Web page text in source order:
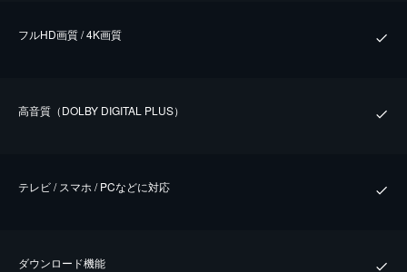
フルHD画質 / 4K画質
⾼⾳質（DOLBY DIGITAL PLUS）
テレビ / スマホ / PCなどに対応
ダウンロード機能